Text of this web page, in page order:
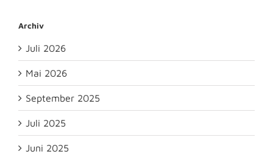
Archiv
Juli 2026
Mai 2026
September 2025
Juli 2025
Juni 2025